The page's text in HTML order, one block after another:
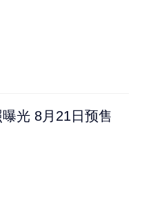
光 8月21日预售